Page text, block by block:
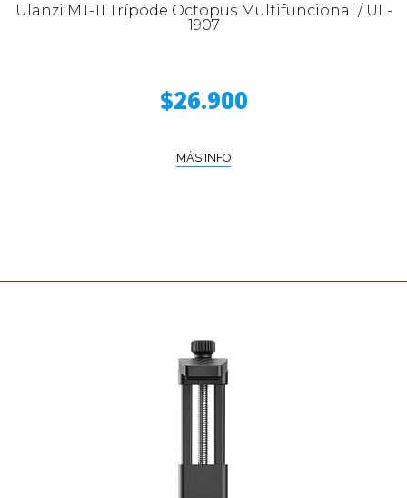
Ulanzi MT-11 Trípode Octopus Multifuncional / UL-
1907
$26.900
MÁS INFO